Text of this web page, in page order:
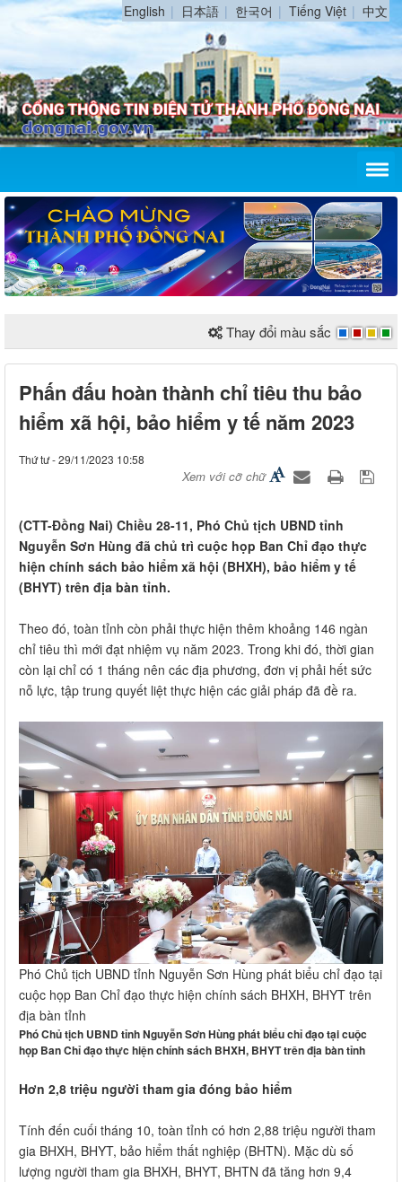
English 日本語 한국어 Tiếng Việt 中文
Thay đổi màu sắc
Phấn đấu hoàn thành chỉ tiêu thu bảo
hiểm xã hội, bảo hiểm y tế năm 2023
Thứ tư - 29/11/2023 10:58
Xem với cỡ chữ
(CTT-Đồng Nai) Chiều 28-11, Phó Chủ tịch UBND tỉnh
Nguyễn Sơn Hùng đã chủ trì cuộc họp Ban Chỉ đạo thực
hiện chính sách bảo hiểm xã hội (BHXH), bảo hiểm y tế
(BHYT) trên địa bàn tỉnh.
Theo đó, toàn tỉnh còn phải thực hiện thêm khoảng 146 ngàn
chỉ tiêu thì mới đạt nhiệm vụ năm 2023. Trong khi đó, thời gian
còn lại chỉ có 1 tháng nên các địa phương, đơn vị phải hết sức
nỗ lực, tập trung quyết liệt thực hiện các giải pháp đã đề ra.
Phó Chủ tịch UBND tỉnh Nguyễn Sơn Hùng phát biểu chỉ đạo tại
cuộc họp Ban Chỉ đạo thực hiện chính sách BHXH, BHYT trên
địa bàn tỉnh
Phó Chủ tịch UBND tỉnh Nguyễn Sơn Hùng phát biểu chỉ đạo tại cuộc
họp Ban Chỉ đạo thực hiện chính sách BHXH, BHYT trên địa bàn tỉnh
Hơn 2,8 triệu người tham gia đóng bảo hiểm
Tính đến cuối tháng 10, toàn tỉnh có hơn 2,88 triệu người tham
gia BHXH, BHYT, bảo hiểm thất nghiệp (BHTN). Mặc dù số
lượng người tham gia BHXH, BHYT, BHTN đã tăng hơn 9,4